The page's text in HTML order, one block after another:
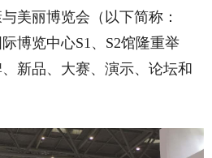
美丽博览会（以下简称：
博览中心S1、S2馆隆重举
新品、大赛、演示、论坛和